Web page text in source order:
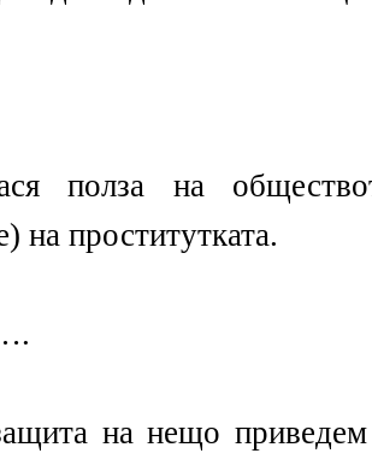
полза на
на проститутката.
на нещо приведем